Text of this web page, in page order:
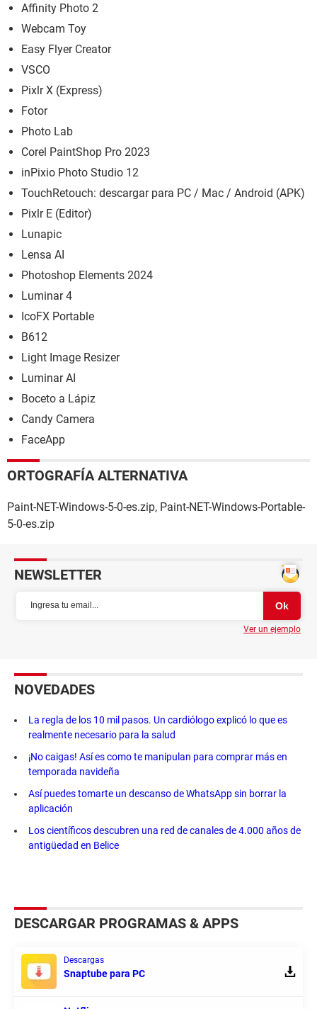
Affinity Photo 2
Webcam Toy
Easy Flyer Creator
VSCO
Pixlr X (Express)
Fotor
Photo Lab
Corel PaintShop Pro 2023
inPixio Photo Studio 12
TouchRetouch: descargar para PC / Mac / Android (APK)
Pixlr E (Editor)
Lunapic
Lensa AI
Photoshop Elements 2024
Luminar 4
IcoFX Portable
B612
Light Image Resizer
Luminar AI
Boceto a Lápiz
Candy Camera
FaceApp
ORTOGRAFÍA ALTERNATIVA
Paint-NET-Windows-5-0-es.zip, Paint-NET-Windows-Portable-
5-0-es.zip
NEWSLETTER
Ver un ejemplo
NOVEDADES
La regla de los 10 mil pasos. Un cardiólogo explicó lo que es
realmente necesario para la salud
¡No caigas! Así es como te manipulan para comprar más en
temporada navideña
Así puedes tomarte un descanso de WhatsApp sin borrar la
aplicación
Los científicos descubren una red de canales de 4.000 años de
antigüedad en Belice
DESCARGAR PROGRAMAS & APPS
Descargas
Snaptube para PC